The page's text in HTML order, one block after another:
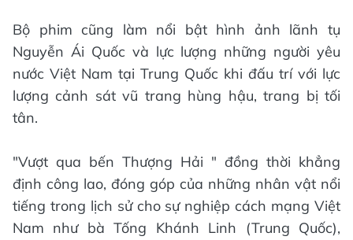
Bộ phim cũng làm nổi bật hình ảnh lãnh tụ
Nguyễn Ái Quốc và lực lượng những người yêu
nước Việt Nam tại Trung Quốc khi đấu trí với lực
lượng cảnh sát vũ trang hùng hậu, trang bị tối
tân.
"Vượt qua bến Thượng Hải " đồng thời khẳng
định công lao, đóng góp của những nhân vật nổi
tiếng trong lịch sử cho sự nghiệp cách mạng Việt
Nam như bà Tống Khánh Linh (Trung Quốc),